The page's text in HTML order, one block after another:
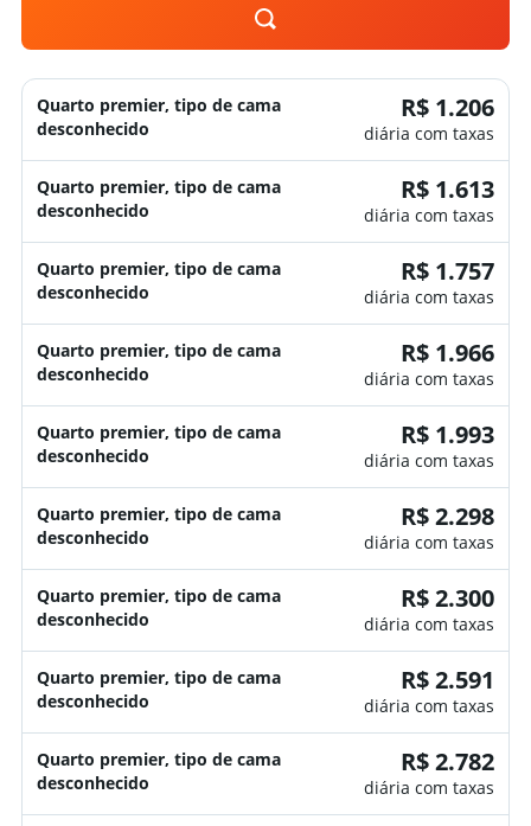
Quarto premier, tipo de cama
desconhecido
R$ 1.206
diária com taxas
Quarto premier, tipo de cama
desconhecido
R$ 1.613
diária com taxas
Quarto premier, tipo de cama
desconhecido
R$ 1.757
diária com taxas
Quarto premier, tipo de cama
desconhecido
R$ 1.966
diária com taxas
Quarto premier, tipo de cama
desconhecido
R$ 1.993
diária com taxas
Quarto premier, tipo de cama
desconhecido
R$ 2.298
diária com taxas
Quarto premier, tipo de cama
desconhecido
R$ 2.300
diária com taxas
Quarto premier, tipo de cama
desconhecido
R$ 2.591
diária com taxas
Quarto premier, tipo de cama
desconhecido
R$ 2.782
diária com taxas